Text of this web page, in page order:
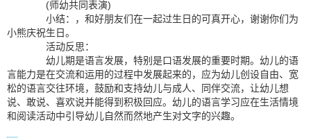
(师幼共同表演)
小结：，和好朋友们在一起过生日的可真开心，谢谢你们为
小熊庆祝生日。
活动反思：
幼儿期是语言发展，特别是口语发展的重要时期。幼儿的语
言能力是在交流和运用的过程中发展起来的，应为幼儿创设自由、宽
松的语言交往环境，鼓励和支持幼儿与成人、同伴交流，让幼儿想
说、敢说、喜欢说并能得到积极回应。幼儿的语言学习应在生活情境
和阅读活动中引导幼儿自然而然地产生对文字的兴趣。